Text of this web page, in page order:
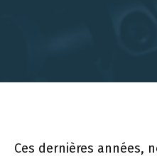
Ces dernières années,